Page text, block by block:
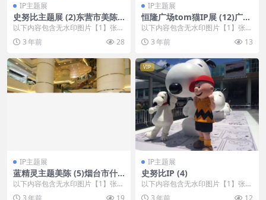
IP主题展
史努比主题展 (2)东营市美陈
设计
以下内容包含无水印图片【1】张
，开通会员无障碍浏览 开通VIP会
员 3 年前 28
IP主题展
恒隆广场tom猫IP展 (12)广州
市美陈联盟
以下内容包含无水印图片【1】张
，开通会员无障碍浏览 开通VIP会
员 3 年前 13
IP主题展
蓝精灵主题美陈 (5)烟台市什
么叫美陈设计
以下内容包含无水印图片【1】张
，开通会员无障碍浏览 开通VIP会
VIP
IP主题展
史努比IP (4)
以下内容包含无水印图片【1】张
，开通会员无障碍浏览 开通VIP会